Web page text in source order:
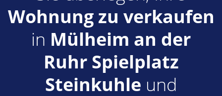
Wohnung zu verkaufen
in Mülheim an der
Ruhr Spielplatz
Steinkuhle und